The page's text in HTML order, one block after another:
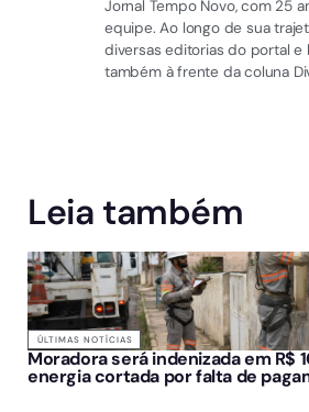
Jornal Tempo Novo, com 25
equipe. Ao longo de sua
diversas editorias do portal e
também à frente da coluna
Leia também
ÚLTIMAS NOTÍCIAS
Moradora será indenizada em R$
energia cortada por falta de